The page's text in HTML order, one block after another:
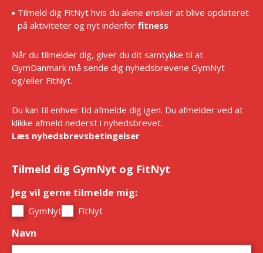
Tilmeld dig FitNyt hvis du alene ønsker at blive opdateret
på aktiviteter og nyt indenfor fitness
Når du tilmelder dig, giver du dit samtykke til at
GymDanmark må sende dig nyhedsbrevene GymNyt
og/eller FitNyt.
Du kan til enhver tid afmelde dig igen. Du afmelder ved at
klikke afmeld nederst i nyhedsbrevet.
Læs nyhedsbrevsbetingelser
Tilmeld dig GymNyt og FitNyt
Jeg vil gerne tilmelde mig:
GymNyt FitNyt
Navn